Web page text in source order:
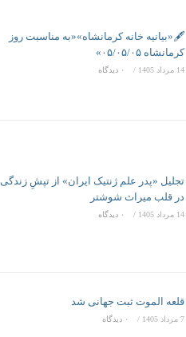
🖋️«بیانیه خانه کرمانشاه»«به مناسبت روز
کرمانشاه ۰۵/۰۵/۰۵»
14 مرداد 1405 / ۰ دیدگاه
تجلیل «پدر علم ژنتیک ایران» از تپشِ زندگی
در قلب میراث شوشتر
14 مرداد 1405 / ۰ دیدگاه
قلعه الموت ثبت جهانی شد
7 مرداد 1405 / ۰ دیدگاه